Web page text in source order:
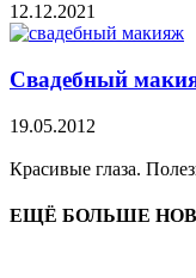
12.12.2021
Свадебный
19.05.2012
Красивые глаза.
ЕЩЁ БОЛЬШЕ